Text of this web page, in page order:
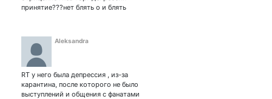
принятие???нет блять о и блять
Aleksandra
RT у него была депрессия , из-за
карантина, после которого не было
выступлений и общения с фанатами